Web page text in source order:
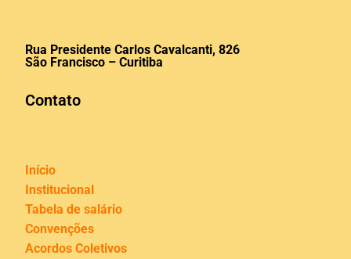
Rua Presidente Carlos Cavalcanti, 826
São Francisco – Curitiba
Contato
Início
Institucional
Tabela de salário
Convenções
Acordos Coletivos